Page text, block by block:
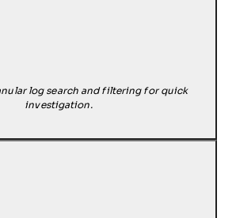
log search and filtering for quick
investigation.